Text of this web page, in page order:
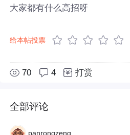
大家都有什么高招呀
给本帖投票
70 4 打赏
全部评论
panrongzeng